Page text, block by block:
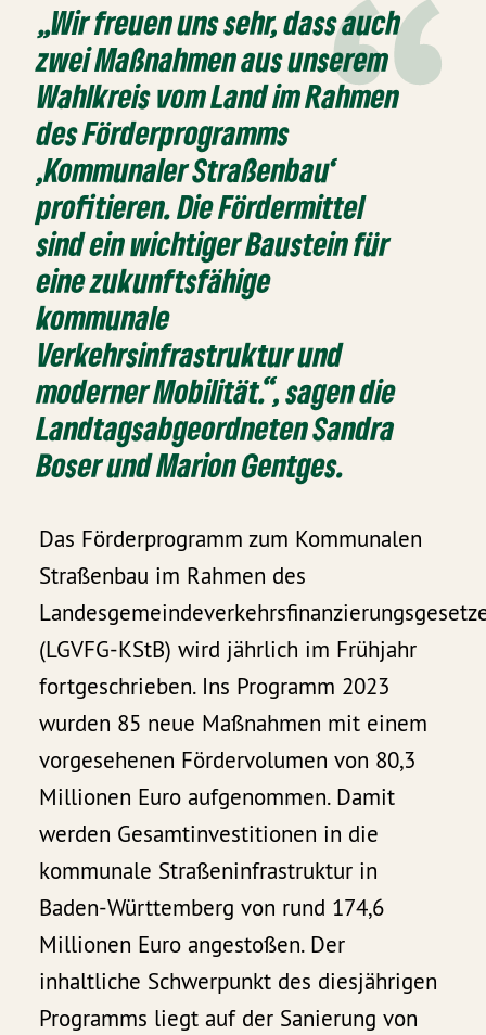
„Wir freuen uns sehr, dass auch
zwei Maßnahmen aus unserem
Wahlkreis vom Land im Rahmen
des Förderprogramms
,Kommunaler Straßenbau‘
profitieren. Die Fördermittel
sind ein wichtiger Baustein für
eine zukunftsfähige
kommunale
Verkehrsinfrastruktur und
moderner Mobilität.“, sagen die
Landtagsabgeordneten Sandra
Boser und Marion Gentges.
Das Förderprogramm zum Kommunalen
Straßenbau im Rahmen des
(LGVFG-KStB) wird jährlich im Frühjahr
fortgeschrieben. Ins Programm 2023
wurden 85 neue Maßnahmen mit einem
vorgesehenen Fördervolumen von 80,3
Millionen Euro aufgenommen. Damit
werden Gesamtinvestitionen in die
kommunale Straßeninfrastruktur in
Baden-Württemberg von rund 174,6
Millionen Euro angestoßen. Der
inhaltliche Schwerpunkt des diesjährigen
Programms liegt auf der Sanierung von